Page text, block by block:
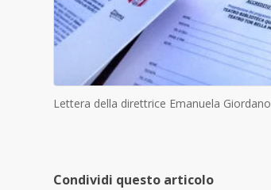
Lettera della direttrice Emanuela Giordano
Condividi questo articolo